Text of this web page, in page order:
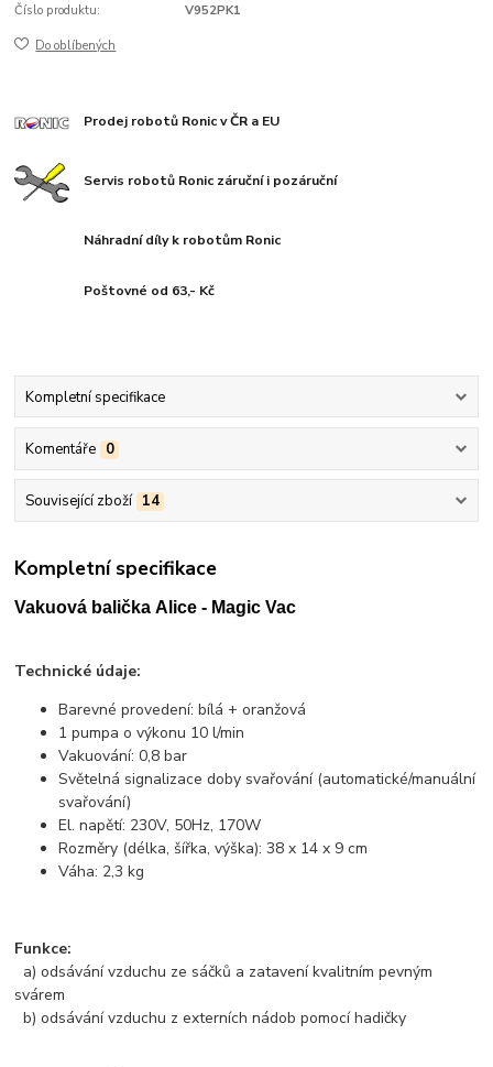
Číslo produktu: V952PK1
Do oblíbených
Prodej robotů Ronic v ČR a EU
Servis robotů Ronic záruční i pozáruční
Náhradní díly k robotům Ronic
Poštovné od 63,- Kč
Kompletní specifikace
Komentáře 0
Související zboží 14
Kompletní specifikace
Vakuová balička Alice - Magic Vac
Technické údaje:
Barevné provedení: bílá + oranžová
1 pumpa o výkonu 10 l/min
Vakuování: 0,8 bar
Světelná signalizace doby svařování (automatické/manuální
svařování)
El. napětí: 230V, 50Hz, 170W
Rozměry (délka, šířka, výška): 38 x 14 x 9 cm
Váha: 2,3 kg
Funkce:
a) odsávání vzduchu ze sáčků a zatavení kvalitním pevným
svárem
b) odsávání vzduchu z externích nádob pomocí hadičky